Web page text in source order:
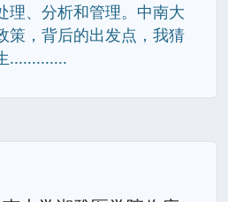
理、分析和管理。中南大
策，背后的出发点，我猜
.............